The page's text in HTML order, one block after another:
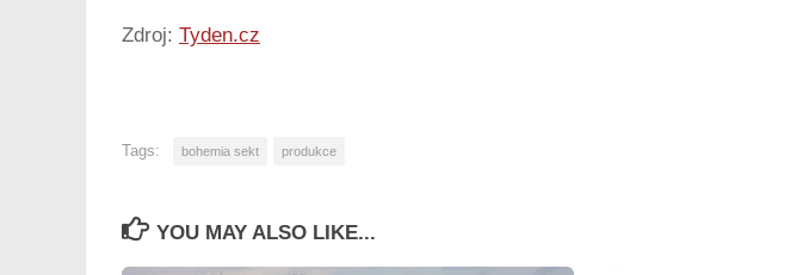
Zdroj: Tyden.cz
Tags: bohemia sekt produkce
YOU MAY ALSO LIKE...